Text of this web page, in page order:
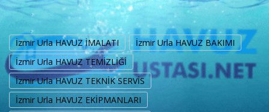
İzmir Urla HAVUZ İMALATI
İzmir Urla HAVUZ BAKIMI
İzmir Urla HAVUZ TEMİZLİĞİ
İzmir Urla HAVUZ TEKNİK SERVİS
İzmir Urla HAVUZ EKİPMANLARI